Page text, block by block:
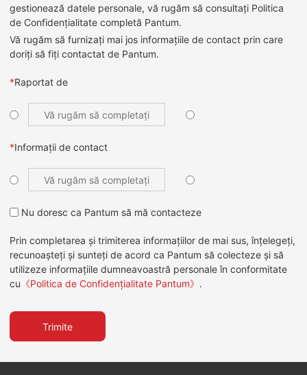
gestionează datele personale, vă rugăm să consultați Politica
de Confidențialitate completă Pantum.
Vă rugăm să furnizați mai jos informațiile de contact prin care
doriți să fiți contactat de Pantum.
*Raportat de
*Informații de contact
Nu doresc ca Pantum să mă contacteze
Prin completarea și trimiterea informațiilor de mai sus, înțelegeți,
recunoașteți și sunteți de acord ca Pantum să colecteze și să
utilizeze informațiile dumneavoastră personale în conformitate
cu 《Politica de Confidențialitate Pantum》 .
Trimite